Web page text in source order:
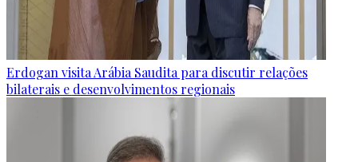
Erdogan visita Arábia Saudita para discutir relações
bilaterais e desenvolvimentos regionais